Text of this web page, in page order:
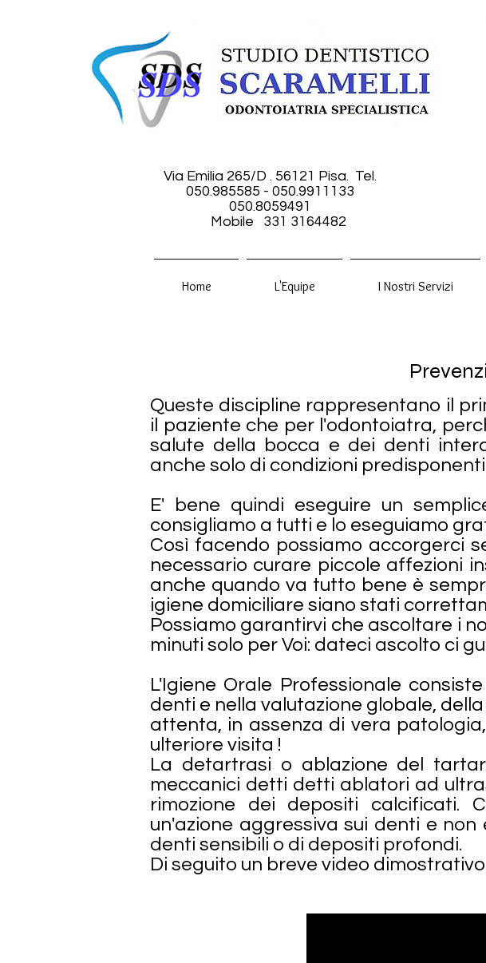
Via Emilia 265/D . 56121 Pisa. Tel.
050.985585 - 050.9911133
050.8059491
Mobile 331 3164482
Home L'Equipe I Nostri Servizi
Queste discipline rappresentano il
il paziente che per l'odontoiatra,
salute della bocca e dei denti
anche solo di condizioni
E' bene quindi eseguire un
consigliamo a tutti e lo eseguiamo
Così facendo possiamo accorgerci
necessario curare piccole affezioni
anche quando va tutto bene è
igiene domiciliare siano stati
Possiamo garantirvi che ascoltare i
minuti solo per Voi: dateci ascolto ci
L'Igiene Orale Professionale
denti e nella valutazione globale,
attenta, in assenza di vera
ulteriore visita !
La detartrasi o ablazione del
meccanici detti detti ablatori ad
rimozione dei depositi calcificati.
un'azione aggressiva sui denti e
denti sensibili o di depositi profondi.
Di seguito un breve video